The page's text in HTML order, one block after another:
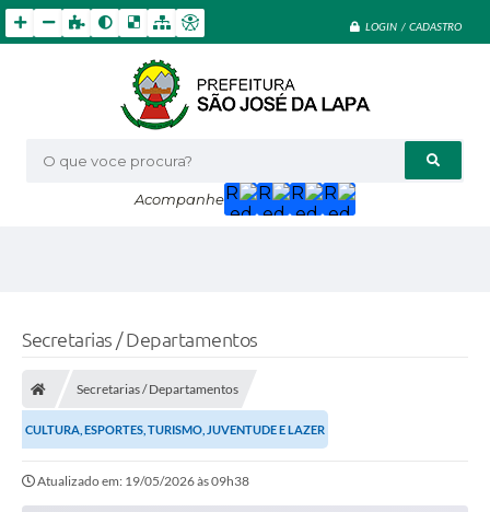
LOGIN / CADASTRO
O que voce procura?
Acompanhe
Secretarias / Departamentos
Secretarias / Departamentos
CULTURA, ESPORTES, TURISMO, JUVENTUDE E LAZER
Atualizado em: 19/05/2026 às 09h38